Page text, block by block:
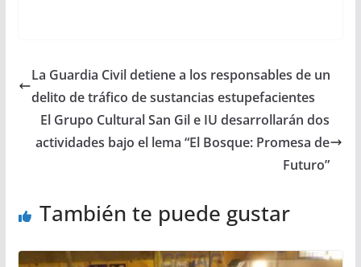
La Guardia Civil detiene a los responsables de un
delito de tráfico de sustancias estupefacientes
El Grupo Cultural San Gil e IU desarrollarán dos
actividades bajo el lema “El Bosque: Promesa de
Futuro”
También te puede gustar